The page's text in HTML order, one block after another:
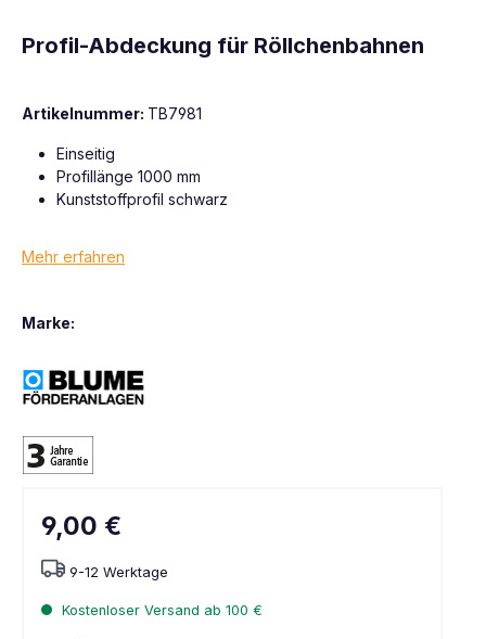
Profil-Abdeckung für Röllchenbahnen
Artikelnummer: TB7981
Einseitig
Profillänge 1000 mm
Kunststoffprofil schwarz
Mehr erfahren
Marke:
9,00 €
9-12 Werktage
Kostenloser Versand ab 100 €